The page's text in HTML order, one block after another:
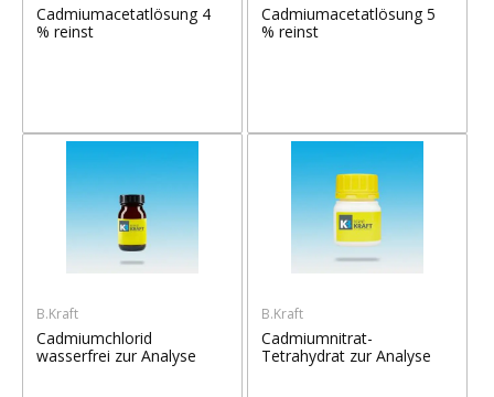
Cadmiumacetatlösung 4
% reinst
Cadmiumacetatlösung 5
% reinst
B.Kraft
Cadmiumchlorid
wasserfrei zur Analyse
B.Kraft
Cadmiumnitrat-
Tetrahydrat zur Analyse